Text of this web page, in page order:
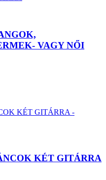
VAGY NŐI
KÉT GITÁRRA